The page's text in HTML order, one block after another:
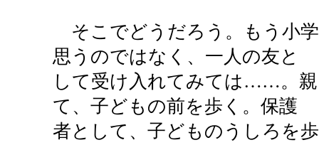
そこでどうだろう。もう小
思うのではなく、一人の友と
して受け入れてみては……。
て、子どもの前を歩く。保護
者として、子どものうしろを